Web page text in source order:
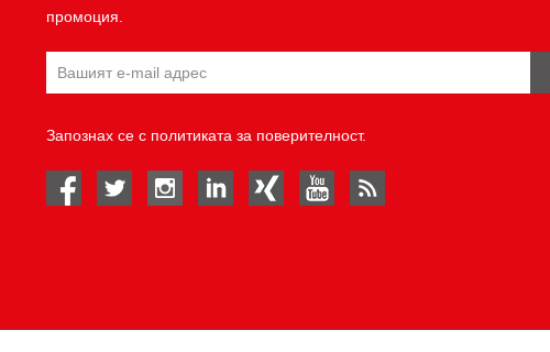
промоция.
Запознах се с политиката за поверителност.
facebook twitter instagramlinked in Xing youtube